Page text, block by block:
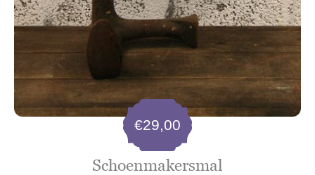
Schoenmakersmal
€29,00